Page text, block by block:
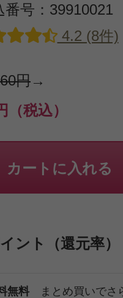
番号：39910021
4.2 (8件)
円→
（税込）
カートに入れる
ント（還元率）
無料 まとめ買いでさ